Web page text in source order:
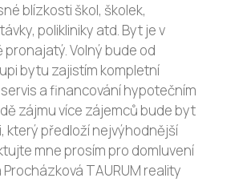
blízkosti škol, školek,
polikliniky atd. Byt je v
Volný bude od
bytu zajistím kompletní
a financování hypotečním
zájmu více zájemců bude byt
který předloží nejvýhodnější
mne prosím pro domluvení
TAURUM reality